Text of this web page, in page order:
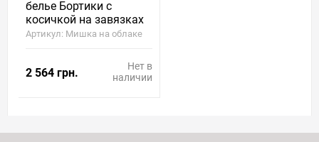
белье Бортики с
косичкой на завязках
"Мишка"
Артикул: Мишка на облаке
2 564 грн.
Нет в
наличии